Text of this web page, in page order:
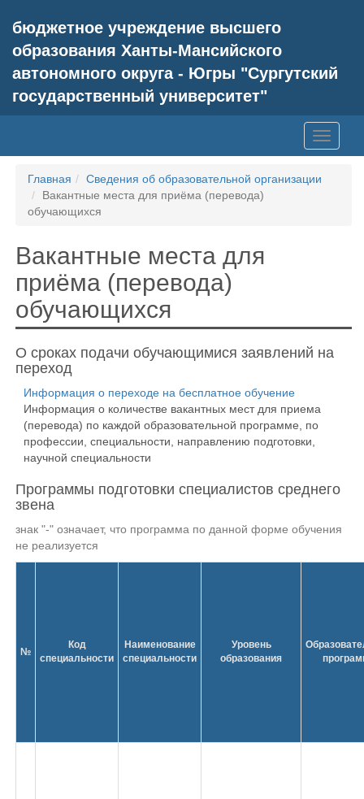
бюджетное учреждение высшего
образования Ханты-Мансийского
автономного округа - Югры "Сургутский
государственный университет"
Главная
Сведения об образовательной организации
Вакантные места для приёма (перевода)
обучающихся
Вакантные места для
приёма (перевода)
обучающихся
О сроках подачи обучающимися заявлений на
переход
Информация о переходе на бесплатное обучение
Информация о количестве вакантных мест для приема
(перевода) по каждой образовательной программе, по
профессии, специальности, направлению подготовки,
научной специальности
Программы подготовки специалистов среднего
звена
знак "-" означает, что программа по данной форме обучения
не реализуется
№
Код
специальности
Наименование
специальности
Уровень
образования